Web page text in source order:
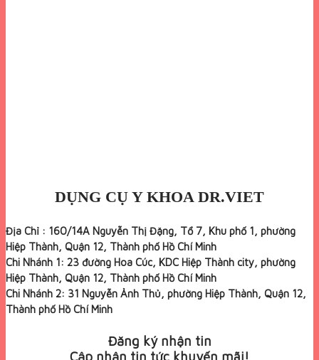
DỤNG CỤ Y KHOA DR.VIET
Địa Chỉ : 160/14A Nguyễn Thị Đặng, Tổ 7, Khu phố 1, phường
Hiệp Thành, Quận 12, Thành phố Hồ Chí Minh
Chi Nhánh 1: 23 đường Hoa Cúc, KDC Hiệp Thành city, phường
Hiệp Thành, Quận 12, Thành phố Hồ Chí Minh
Chi Nhánh 2: 31 Nguyễn Ảnh Thủ, phường Hiệp Thành, Quận 12,
Thành phố Hồ Chí Minh
Đăng ký nhận tin
Cập nhận tin tức khuyến mãi!